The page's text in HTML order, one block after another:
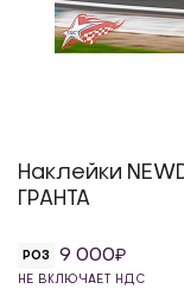
Наклейки
ГРАНТА
РОЗ 9 000
НЕ ВКЛЮЧАЕТ НДС